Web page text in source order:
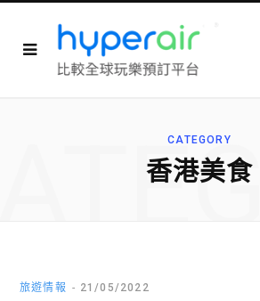
CATEGORY
香港美食
旅遊情報 21/05/2022